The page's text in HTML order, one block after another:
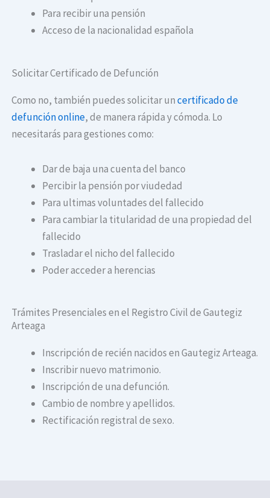
Para recibir una pensión
Acceso de la nacionalidad española
Solicitar Certificado de Defunción
Como no, también puedes solicitar uncertificado de
defunción online, de manera rápida y cómoda. Lo
necesitarás para gestiones como:
Dar de baja una cuenta del banco
Percibir la pensión por viudedad
Para ultimas voluntades del fallecido
Para cambiar la titularidad de una propiedad del
fallecido
Trasladar el nicho del fallecido
Poder acceder a herencias
Trámites Presenciales en el Registro Civil de Gautegiz
Arteaga
Inscripción de recién nacidos en Gautegiz Arteaga.
Inscribir nuevo matrimonio.
Inscripción de una defunción.
Cambio de nombre y apellidos.
Rectificación registral de sexo.